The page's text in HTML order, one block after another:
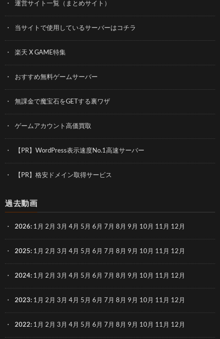
運営サイト一覧（まとめサイト）
当サイトで使用しているサーバーはコチラ
楽天 X GAME特集
おすすめ無料ゲームサーバー
無課金で魔宝石をGETする裏ワザ
ゲームアカウント高価買取
【PR】WordPress表示速度No.1高速サーバー
【PR】格安ドメイン取得サービス
過去動画
2026: 1月 2月 3月 4月 5月 6月 7月 8月 9月 10月 11月 12月
2025: 1月 2月 3月 4月 5月 6月 7月 8月 9月 10月 11月 12月
2024: 1月 2月 3月 4月 5月 6月 7月 8月 9月 10月 11月 12月
2023: 1月 2月 3月 4月 5月 6月 7月 8月 9月 10月 11月 12月
2022: 1月 2月 3月 4月 5月 6月 7月 8月 9月 10月 11月 12月